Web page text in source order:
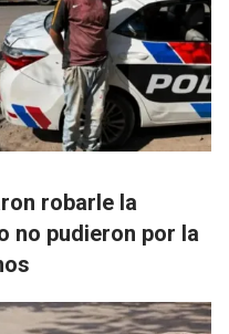
robarle la
no pudieron por la